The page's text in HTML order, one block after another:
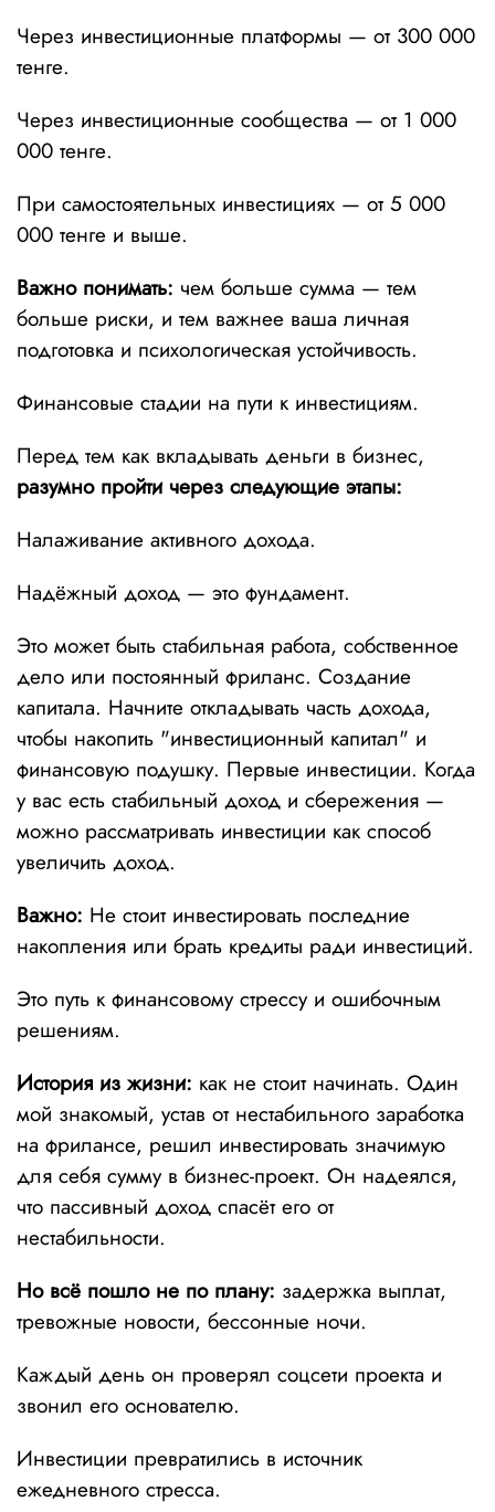
Через инвестиционные платформы — от 300 000
тенге.
Через инвестиционные сообщества — от 1 000
000 тенге.
При самостоятельных инвестициях — от 5 000
000 тенге и выше.
Важно понимать: чем больше сумма — тем
больше риски, и тем важнее ваша личная
подготовка и психологическая устойчивость.
Финансовые стадии на пути к инвестициям.
Перед тем как вкладывать деньги в бизнес,
разумно пройти через следующие этапы:
Налаживание активного дохода.
Надёжный доход — это фундамент.
Это может быть стабильная работа, собственное
дело или постоянный фриланс. Создание
капитала. Начните откладывать часть дохода,
чтобы накопить "инвестиционный капитал" и
финансовую подушку. Первые инвестиции. Когда
у вас есть стабильный доход и сбережения —
можно рассматривать инвестиции как способ
увеличить доход.
Важно: Не стоит инвестировать последние
накопления или брать кредиты ради инвестиций.
Это путь к финансовому стрессу и ошибочным
решениям.
История из жизни: как не стоит начинать. Один
мой знакомый, устав от нестабильного заработка
на фрилансе, решил инвестировать значимую
для себя сумму в бизнес-проект. Он надеялся,
что пассивный доход спасёт его от
нестабильности.
Но всё пошло не по плану: задержка выплат,
тревожные новости, бессонные ночи.
Каждый день он проверял соцсети проекта и
звонил его основателю.
Инвестиции превратились в источник
ежедневного стресса.